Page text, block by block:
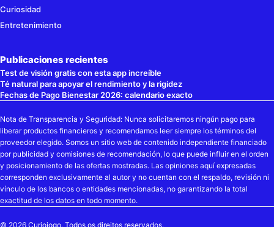
Curiosidad
Entretenimiento
Publicaciones recientes
Test de visión gratis con esta app increíble
Té natural para apoyar el rendimiento y la rigidez
Fechas de Pago Bienestar 2026: calendario exacto
Nota de Transparencia y Seguridad: Nunca solicitaremos ningún pago para
liberar productos financieros y recomendamos leer siempre los términos del
proveedor elegido. Somos un sitio web de contenido independiente financiado
por publicidad y comisiones de recomendación, lo que puede influir en el orden
y posicionamiento de las ofertas mostradas. Las opiniones aquí expresadas
corresponden exclusivamente al autor y no cuentan con el respaldo, revisión ni
vínculo de los bancos o entidades mencionadas, no garantizando la total
exactitud de los datos en todo momento.
© 2026 Curioiogo. Todos os direitos reservados.